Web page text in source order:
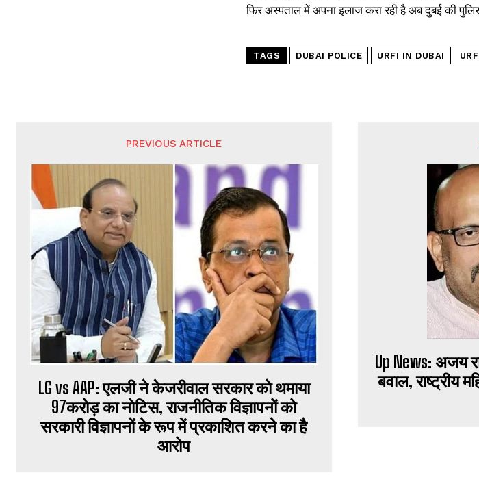
फिर अस्पताल में अपना इलाज करा रही है अब दुबई की
TAGS DUBAI POLICE URFI IN DUBAI
PREVIOUS ARTICLE
LG vs AAP: एलजी ने केजरीवाल सरकार को थमाया
97करोड़ का नोटिस, राजनीतिक विज्ञापनों को
सरकारी विज्ञापनों के रूप में प्रकाशित करने का है
आरोप
Up News: अजय
बवाल, राष्ट्रीय